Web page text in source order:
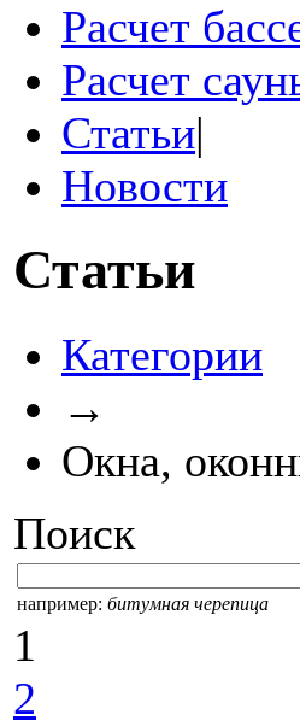
Расчет
Расчет
Статьи|
Новости
Статьи
Категории
→
Окна,
Поиск
например: битумная черепица
1
2